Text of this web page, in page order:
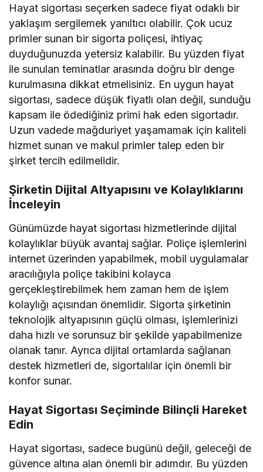
Hayat sigortası seçerken sadece fiyat odaklı bir
yaklaşım sergilemek yanıltıcı olabilir. Çok ucuz
primler sunan bir sigorta poliçesi, ihtiyaç
duyduğunuzda yetersiz kalabilir. Bu yüzden fiyat
ile sunulan teminatlar arasında doğru bir denge
kurulmasına dikkat etmelisiniz. En uygun hayat
sigortası, sadece düşük fiyatlı olan değil, sunduğu
kapsam ile ödediğiniz primi hak eden sigortadır.
Uzun vadede mağduriyet yaşamamak için kaliteli
hizmet sunan ve makul primler talep eden bir
şirket tercih edilmelidir.
Şirketin Dijital Altyapısını ve Kolaylıklarını
İnceleyin
Günümüzde hayat sigortası hizmetlerinde dijital
kolaylıklar büyük avantaj sağlar. Poliçe işlemlerini
internet üzerinden yapabilmek, mobil uygulamalar
aracılığıyla poliçe takibini kolayca
gerçekleştirebilmek hem zaman hem de işlem
kolaylığı açısından önemlidir. Sigorta şirketinin
teknolojik altyapısının güçlü olması, işlemlerinizi
daha hızlı ve sorunsuz bir şekilde yapabilmenize
olanak tanır. Ayrıca dijital ortamlarda sağlanan
destek hizmetleri de, sigortalılar için önemli bir
konfor sunar.
Hayat Sigortası Seçiminde Bilinçli Hareket
Edin
Hayat sigortası, sadece bugünü değil, geleceği de
güvence altına alan önemli bir adımdır. Bu yüzden